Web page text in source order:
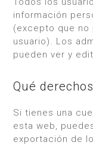
información
(excepto que no
usuario). Los
pueden ver y
Qué
Si tienes una
esta web,
exportación de